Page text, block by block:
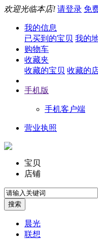
欢迎光临本店! 请登录 免
我的信息
已买到的宝贝 我的
购物车
收藏夹
收藏的宝贝 收藏的
手机版
手机客户端
营业执照
宝贝
店铺
晨光
联想